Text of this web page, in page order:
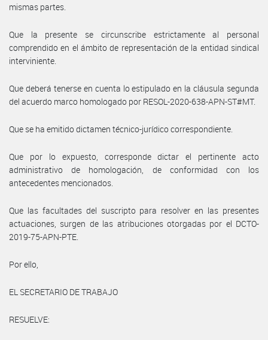
mismas partes.
Que la presente se circunscribe estrictamente al personal
comprendido en el ámbito de representación de la entidad sindical
interviniente.
Que deberá tenerse en cuenta lo estipulado en la cláusula segunda
del acuerdo marco homologado por RESOL-2020-638-APN-ST#MT.
Que se ha emitido dictamen técnico-jurídico correspondiente.
Que por lo expuesto, corresponde dictar el pertinente acto
administrativo de homologación, de conformidad con los
antecedentes mencionados.
Que las facultades del suscripto para resolver en las presentes
actuaciones, surgen de las atribuciones otorgadas por el DCTO-
2019-75-APN-PTE.
Por ello,
EL SECRETARIO DE TRABAJO
RESUELVE: